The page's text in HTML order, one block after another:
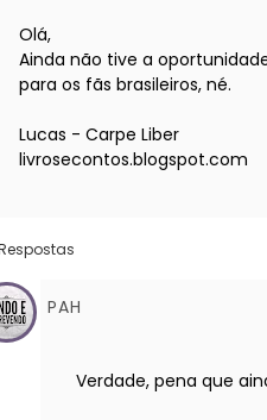
Olá,
Ainda não tive a
para os fãs brasileiros, né.
Lucas - Carpe Liber
livrosecontos.blogspot.com
PAH
Verdade, pena que